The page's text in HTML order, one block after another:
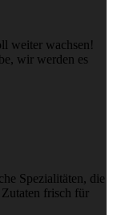
weiter wachsen!
wir werden es
Spezialitäten, die
frisch für